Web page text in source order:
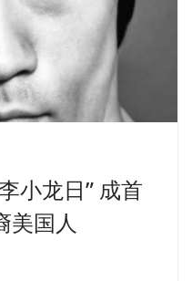
小龙日” 成首
美国人